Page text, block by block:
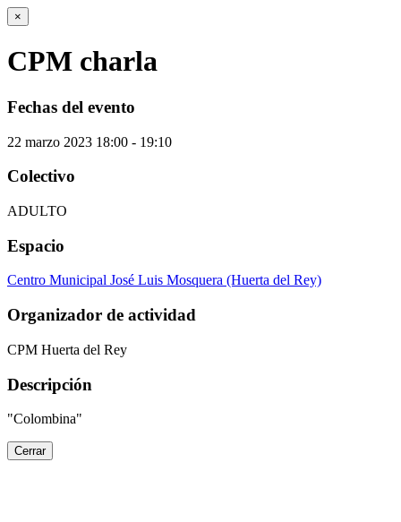
×
CPM charla
Fechas del evento
22 marzo 2023 18:00 - 19:10
Colectivo
ADULTO
Espacio
Centro Municipal José Luis Mosquera (Huerta del Rey)
Organizador de actividad
CPM Huerta del Rey
Descripción
"Colombina"
Cerrar